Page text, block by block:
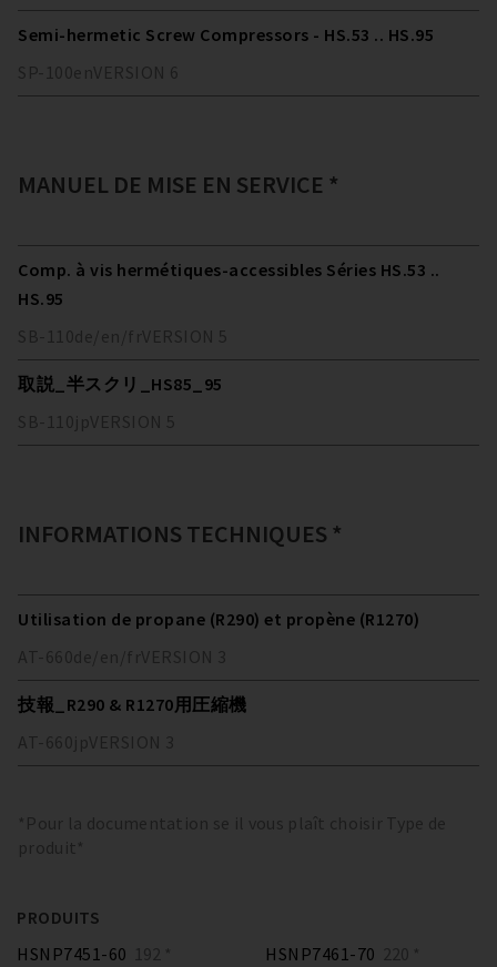
Semi-hermetic Screw Compressors - HS.53 .. HS.95
SP-100enVERSION 6
MANUEL DE MISE EN SERVICE *
Comp. à vis hermétiques-accessibles Séries HS.53 ..
HS.95
SB-110de/en/fr VERSION 5
取説_半スクリ_HS85_95
SB-110jpVERSION 5
INFORMATIONS TECHNIQUES *
Utilisation de propane (R290) et propène (R1270)
AT-660de/en/fr VERSION 3
技報_R290 & R1270用圧縮機
AT-660jpVERSION 3
*Pour la documentation se il vous plaît choisir Type de
produit*
PRODUITS
HSNP7451-60 192 * HSNP7461-70 220 *